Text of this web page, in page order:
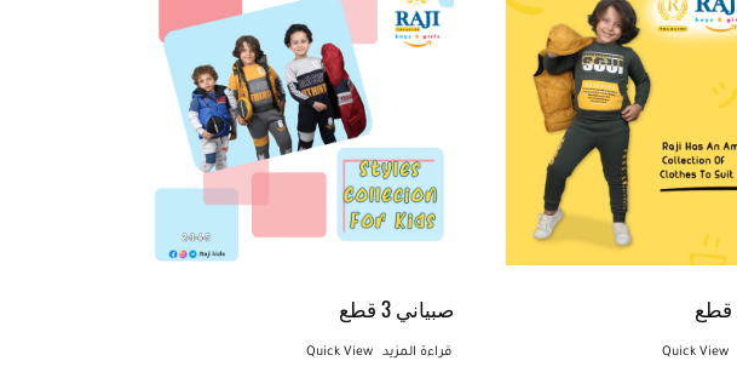
Quick View
صبياني 3 قطع
قراءة المزيد Quick View